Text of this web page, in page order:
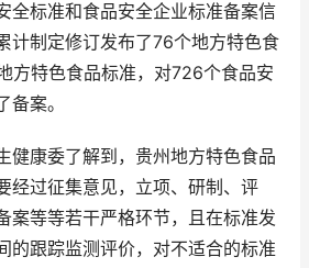
全标准和食品安全企业标准备案信
计制定修订发布了76个地方特色食
方特色食品标准，对726个食品安
案。
康委了解到，贵州地方特色食品
经过征集意见，立项、研制、评
案等等若干严格环节，且在标准发
的跟踪监测评价，对不适合的标准